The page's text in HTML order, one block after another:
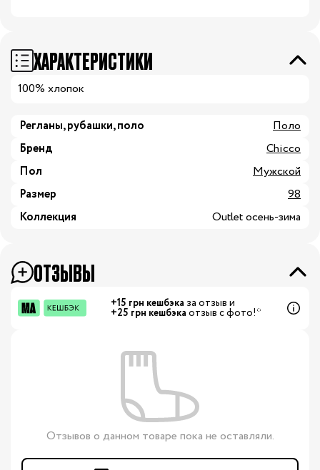
ХАРАКТЕРИСТИКИ
100% хлопок
Регланы, рубашки, поло
Поло
Бренд
Chicco
Пол
Мужской
Размер
98
Коллекция
Outlet осень-зима
ОТЗЫВЫ
+15 грн кешбэка за отзыв и
+25 грн кешбэка отзыв с фото!*
Отзывов о данном товаре пока не оставляли.